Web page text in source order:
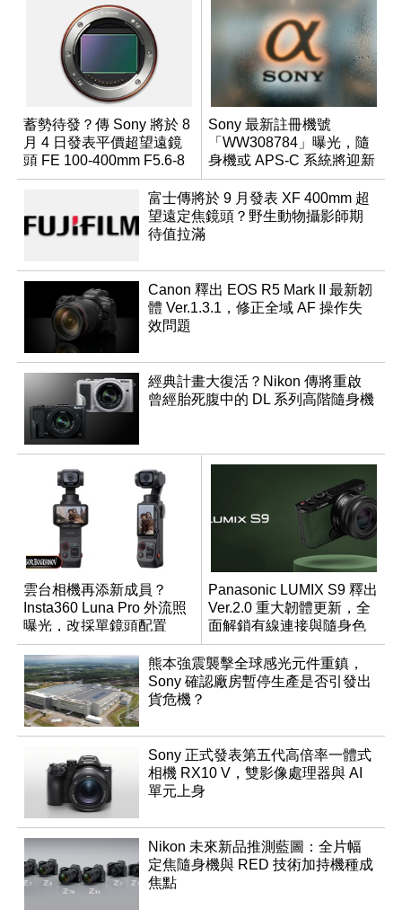
蓄勢待發？傳 Sony 將於 8
月 4 日發表平價超望遠鏡
頭 FE 100-400mm F5.6-8
Sony 最新註冊機號
「WW308784」曝光，隨
身機或 APS-C 系統將迎新
成員？
富士傳將於 9 月發表 XF 400mm 超
望遠定焦鏡頭？野生動物攝影師期
待值拉滿
Canon 釋出 EOS R5 Mark II 最新韌
體 Ver.1.3.1，修正全域 AF 操作失
效問題
經典計畫大復活？Nikon 傳將重啟
曾經胎死腹中的 DL 系列高階隨身機
雲台相機再添新成員？
Insta360 Luna Pro 外流照
曝光，改採單鏡頭配置
Panasonic LUMIX S9 釋出
Ver.2.0 重大韌體更新，全
面解鎖有線連接與隨身色
調編輯
熊本強震襲擊全球感光元件重鎮，
Sony 確認廠房暫停生產是否引發出
貨危機？
Sony 正式發表第五代高倍率一體式
相機 RX10 V，雙影像處理器與 AI
單元上身
Nikon 未來新品推測藍圖：全片幅
定焦隨身機與 RED 技術加持機種成
焦點